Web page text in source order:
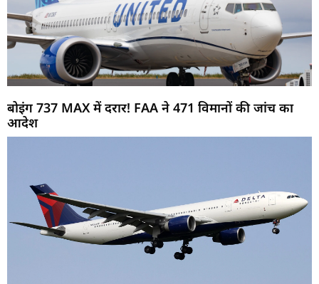
बोइंग 737 MAX में दरार! FAA ने 471 विमानों की जांच का
आदेश